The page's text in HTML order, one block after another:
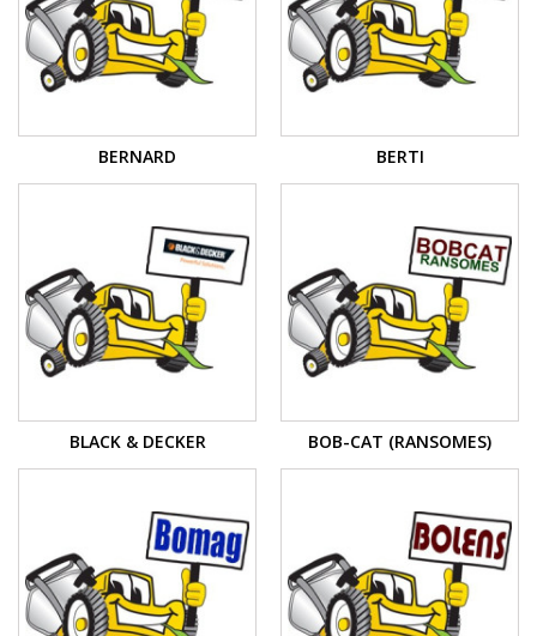
BERNARD BERTI
BLACK & DECKER BOB-CAT (RANSOMES)